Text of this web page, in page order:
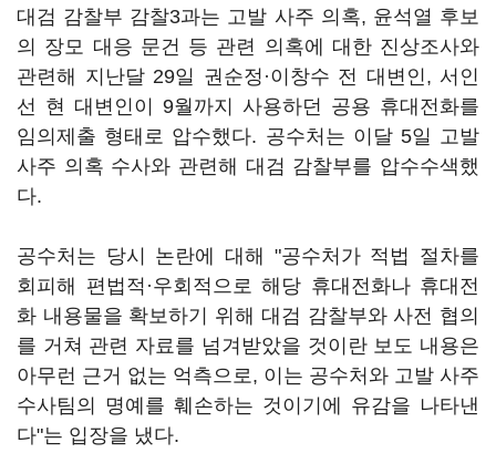
대검 감찰부 감찰3과는 고발 사주 의혹, 윤석열 후보
의 장모 대응 문건 등 관련 의혹에 대한 진상조사와
관련해 지난달 29일 권순정·이창수 전 대변인, 서인
선 현 대변인이 9월까지 사용하던 공용 휴대전화를
임의제출 형태로 압수했다. 공수처는 이달 5일 고발
사주 의혹 수사와 관련해 대검 감찰부를 압수수색했
다.
공수처는 당시 논란에 대해 "공수처가 적법 절차를
회피해 편법적·우회적으로 해당 휴대전화나 휴대전
화 내용물을 확보하기 위해 대검 감찰부와 사전 협의
를 거쳐 관련 자료를 넘겨받았을 것이란 보도 내용은
아무런 근거 없는 억측으로, 이는 공수처와 고발 사주
수사팀의 명예를 훼손하는 것이기에 유감을 나타낸
다"는 입장을 냈다.